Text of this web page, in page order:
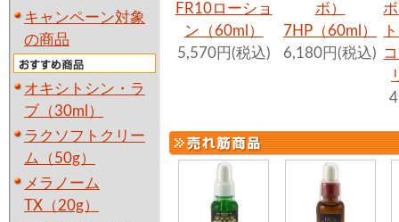
キャンペーン対象
の商品
オキシトシン・ラ
ブ（30ml）
ラクソフトクリー
ム（50g）
メラノーム
TX（20g）
FR10ローショ
ン（60ml）
5,570円(税込)
ボ）
7HP（60ml）
6,180円(税込)